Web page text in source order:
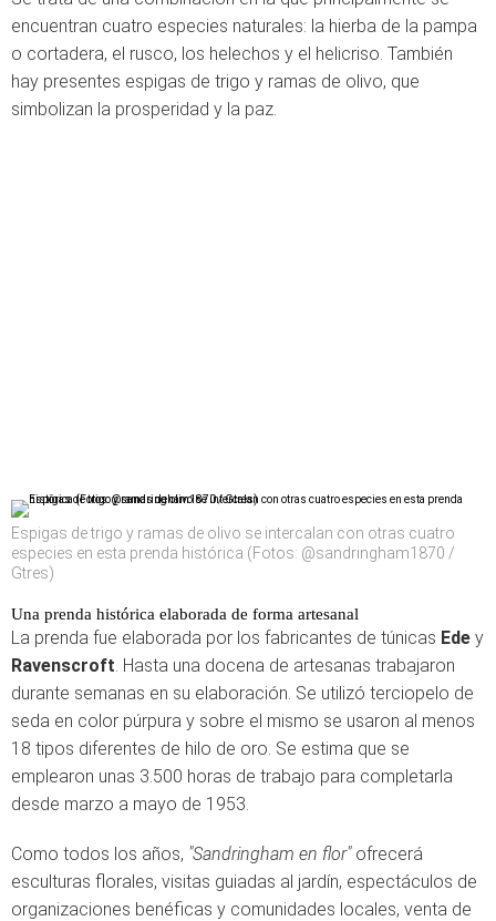
encuentran cuatro especies naturales: la hierba de la pampa
o cortadera, el rusco, los helechos y el helicriso. También
hay presentes espigas de trigo y ramas de olivo, que
simbolizan la prosperidad y la paz.
Espigas de trigo y ramas de olivo se intercalan con otras cuatro
especies en esta prenda histórica (Fotos: @sandringham1870 /
Gtres)
Una prenda histórica elaborada de forma artesanal
La prenda fue elaborada por los fabricantes de túnicas Ede y
Ravenscroft. Hasta una docena de artesanas trabajaron
durante semanas en su elaboración. Se utilizó terciopelo de
seda en color púrpura y sobre el mismo se usaron al menos
18 tipos diferentes de hilo de oro. Se estima que se
emplearon unas 3.500 horas de trabajo para completarla
desde marzo a mayo de 1953.
Como todos los años, "Sandringham en flor" ofrecerá
esculturas florales, visitas guiadas al jardín, espectáculos de
organizaciones benéficas y comunidades locales, venta de